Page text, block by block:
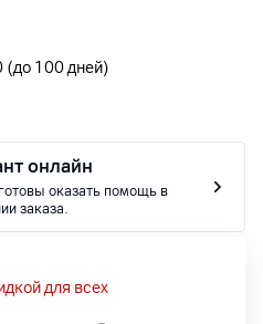
(до 100 дней)
онлайн
оказать помощь в
заказа.
для всех